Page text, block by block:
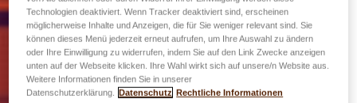
Technologien deaktiviert. Wenn Tracker deaktiviert sind, erscheinen
möglicherweise Inhalte und Anzeigen, die für Sie weniger relevant sind. Sie
können dieses Menü jederzeit erneut aufrufen, um Ihre Auswahl zu ändern
oder Ihre Einwilligung zu widerrufen, indem Sie auf den Link Zwecke anzeigen
unten auf der Webseite klicken. Ihre Wahl wirkt sich auf unsere/n Website aus.
Weitere Informationen finden Sie in unserer
Datenschutzerklärung. Datenschutz Rechtliche Informationen